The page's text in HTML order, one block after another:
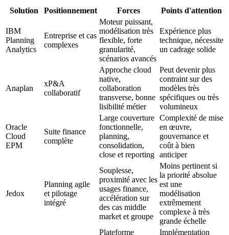
Solution Positionnement Forces Points d'attention
IBM
Planning
Analytics
Entreprise et cas
complexes
Moteur puissant,
modélisation très
flexible, forte
granularité,
scénarios avancés
Expérience plus
technique, nécessite
un cadrage solide
Anaplan
xP&A
collaboratif
Approche cloud
native,
collaboration
transverse, bonne
lisibilité métier
Peut devenir plus
contraint sur des
modèles très
spécifiques ou très
volumineux
Oracle
Cloud
EPM
Suite finance
complète
Large couverture
fonctionnelle,
planning,
consolidation,
close et reporting
Complexité de mise
en œuvre,
gouvernance et
coût à bien
anticiper
Jedox
Planning agile
et pilotage
intégré
Souplesse,
proximité avec les
usages finance,
accélération sur
des cas middle
market et groupe
Moins pertinent si
la priorité absolue
est une
modélisation
extrêmement
complexe à très
grande échelle
Plateforme
Implémentation